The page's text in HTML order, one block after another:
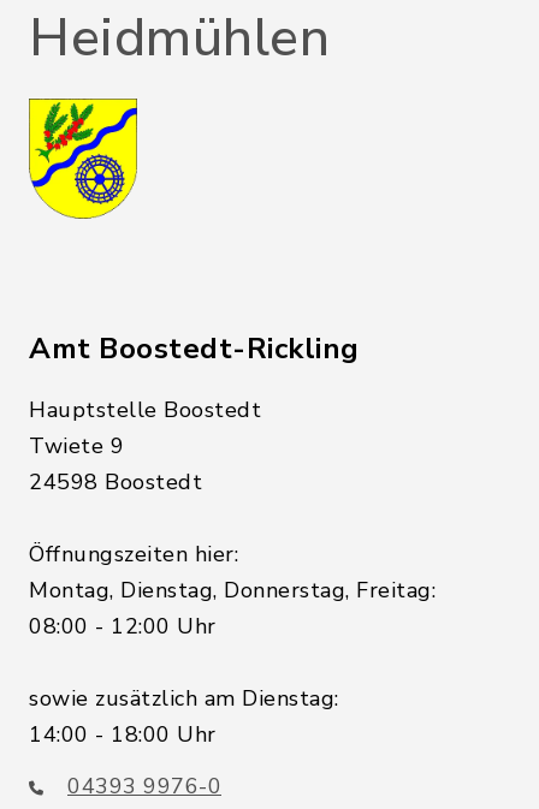
Heidmühlen
Amt Boostedt-Rickling
Hauptstelle Boostedt
Twiete 9
24598 Boostedt
Öffnungszeiten hier:
Montag, Dienstag, Donnerstag, Freitag:
08:00 - 12:00 Uhr
sowie zusätzlich am Dienstag:
14:00 - 18:00 Uhr
04393 9976-0